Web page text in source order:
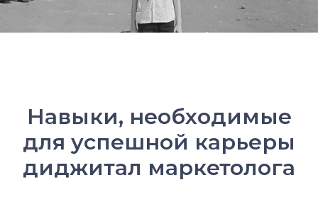
Навыки, необходимые
для успешной карьеры
диджитал маркетолога